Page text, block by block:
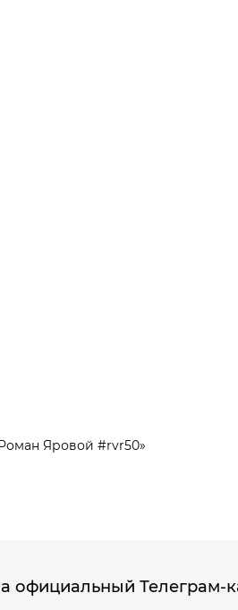
Яровой #rvr50»
официальный Телеграм-